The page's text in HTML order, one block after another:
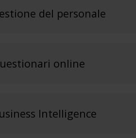
del personale
online
Intelligence